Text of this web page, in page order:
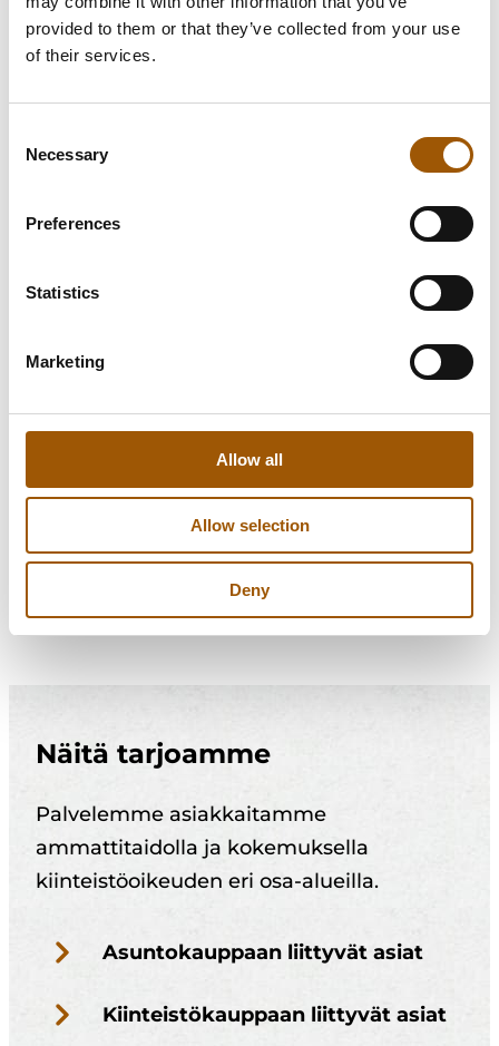
provided to them or that they’ve collected from your use
of their services.
Selection
Necessary
Preferences
Statistics
Marketing
Allow all
Allow selection
Deny
kauppahinnan maksamiseen.
Lue lisää
vahingonkorvaus käytetyn asunnon
Varausmaksu, käsiraha sekä
Virheet käytetyn asunnon kaupassa
Virheilmoitus käytetyn asunnon
Näitä tarjoamme
Palvelemme asiakkaitamme
ammattitaidolla ja kokemuksella
kiinteistöoikeuden eri osa-alueilla.
Asuntokauppaan liittyvät asiat
Kiinteistökauppaan liittyvät asiat